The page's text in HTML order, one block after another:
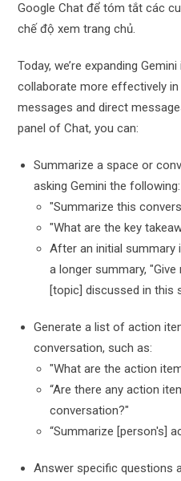
Google Chat để tóm tắt các
chế độ xem trang chủ.
Today, we’re expanding
collaborate more effectively
messages and direct
panel of Chat, you can:
Summarize a space or
asking Gemini the following:
"Summarize this
"What are the key
After an initial summary
a longer summary,
[topic] discussed in this
Generate a list of action
conversation, such as:
"What are the action
“Are there any action
conversation?"
“Summarize [person's]
Answer specific questions